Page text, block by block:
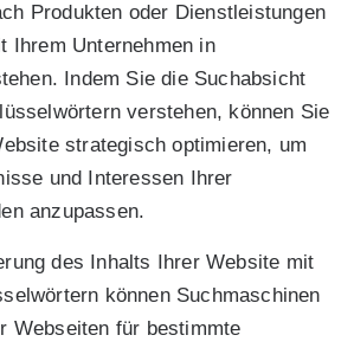
Produkten oder Dienstleistungen
Ihrem Unternehmen in
Indem Sie die Suchabsicht
verstehen, können Sie
strategisch optimieren, um
und Interessen Ihrer
anzupassen.
des Inhalts Ihrer Website mit
können Suchmaschinen
Webseiten für bestimmte